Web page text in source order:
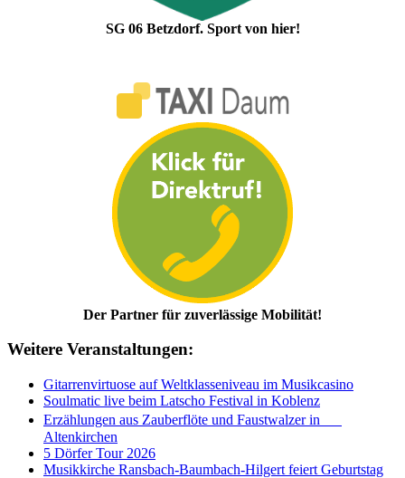
SG 06 Betzdorf. Sport von hier!
Der Partner für zuverlässige Mobilität!
Weitere Veranstaltungen:
Gitarrenvirtuose auf Weltklasseniveau im Musikcasino
Soulmatic live beim Latscho Festival in Koblenz
Erzählungen aus Zauberflöte und Faustwalzer in
Altenkirchen
5 Dörfer Tour 2026
Musikkirche Ransbach-Baumbach-Hilgert feiert Geburtstag